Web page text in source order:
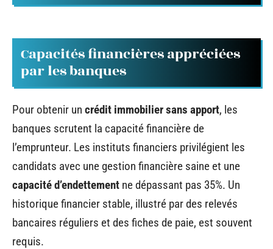
Capacités financières appréciées
par les banques
Pour obtenir un crédit immobilier sans apport, les
banques scrutent la capacité financière de
l’emprunteur. Les instituts financiers privilégient les
candidats avec une gestion financière saine et une
capacité d’endettement ne dépassant pas 35%. Un
historique financier stable, illustré par des relevés
bancaires réguliers et des fiches de paie, est souvent
requis.